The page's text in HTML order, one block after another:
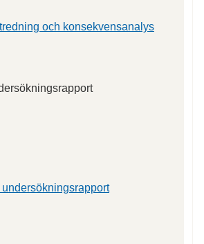
och konsekvensanalys
undersökningsrapport